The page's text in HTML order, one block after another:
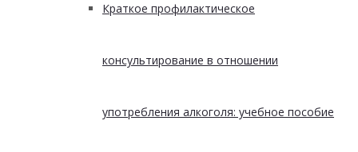
Краткое профилактическое
консультирование в отношении
употребления алкоголя: учебное пособие